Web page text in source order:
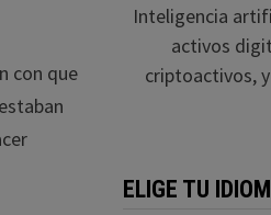
con que
Inteligencia
activos
ELIGE TU